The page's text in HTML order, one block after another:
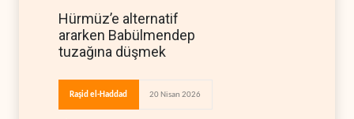
Hürmüz’e alternatif
ararken Babülmendep
tuzağına düşmek
Raşid el-Haddad 20 Nisan 2026